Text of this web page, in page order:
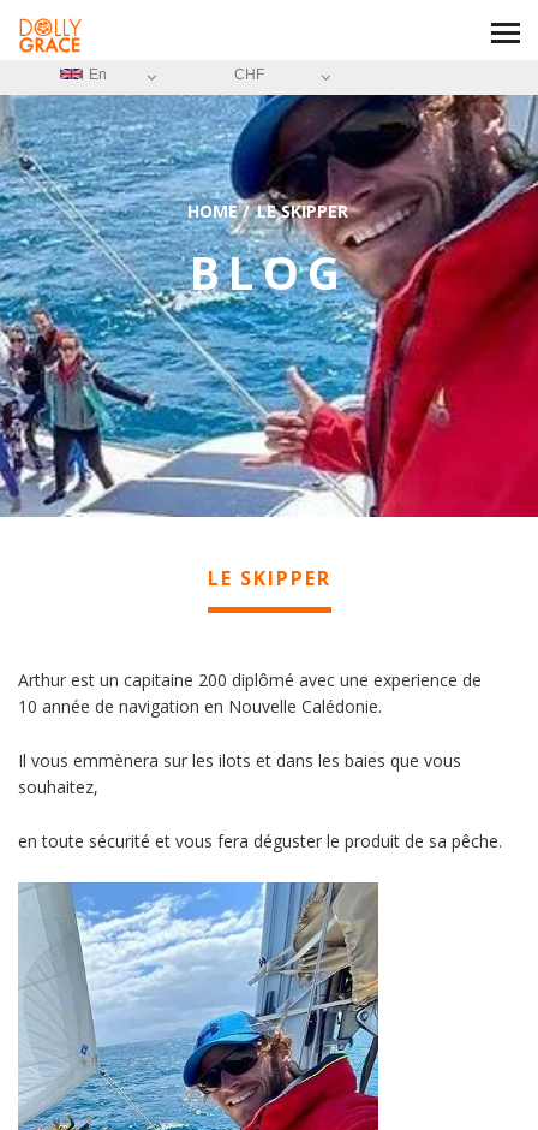
En CHF
HOME/ LE SKIPPER
BLOG
LE SKIPPER
Arthur est un capitaine 200 diplômé avec une experience de
10 année de navigation en Nouvelle Calédonie.
Il vous emmènera sur les ilots et dans les baies que vous
souhaitez,
en toute sécurité et vous fera déguster le produit de sa pêche.